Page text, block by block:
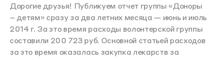
Дорогие друзья! Публикуем отчет группы «Доноры
– детям» сразу за два летних месяца — июнь и июль
2014 г. За это время расходы волонтерской группы
составили 200 723 руб. Основной статьей расходов
за это время оказалась закупка лекарств за